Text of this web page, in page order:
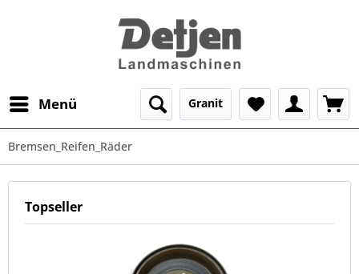
Menü Granit
Bremsen_Reifen_Räder
Topseller